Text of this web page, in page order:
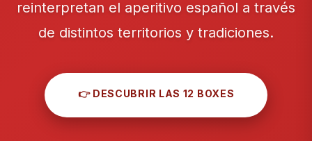
reinterpretan el aperitivo español a través
de distintos territorios y tradiciones.
👉 DESCUBRIR LAS 12 BOXES